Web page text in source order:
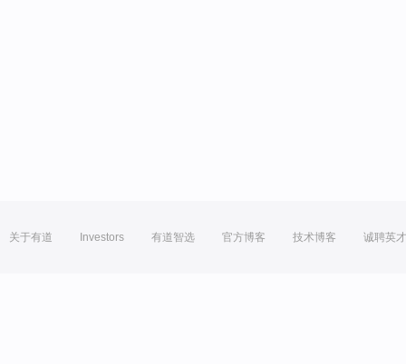
关于有道 Investors 有道智选 官方博客 技术博客 诚聘英才